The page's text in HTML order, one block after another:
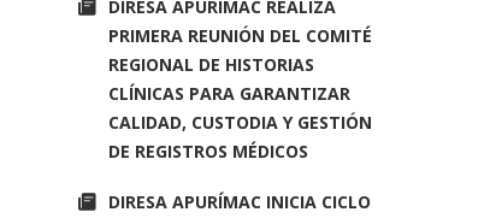
DIRESA APURÍMAC REALIZA
PRIMERA REUNIÓN DEL COMITÉ
REGIONAL DE HISTORIAS
CLÍNICAS PARA GARANTIZAR
CALIDAD, CUSTODIA Y GESTIÓN
DE REGISTROS MÉDICOS
DIRESA APURÍMAC INICIA CICLO